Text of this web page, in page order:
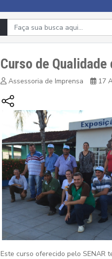
Curso de Qualidade
Assessoria de Imprensa 17
Este curso oferecido pelo SENAR